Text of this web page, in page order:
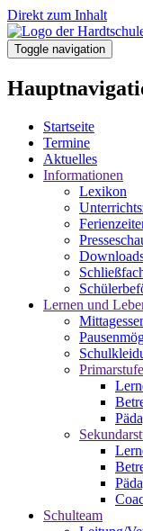
Direkt zum Inhalt
Toggle navigation
Startseite
Termine
Aktuelles
Informationen
Lexikon
Lernen und
Primarstufe
Schulteam